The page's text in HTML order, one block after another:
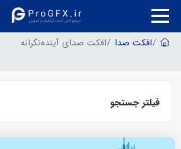
افکت صدا افکت صدای آینده‌نگرانه
فیلتر جستجو